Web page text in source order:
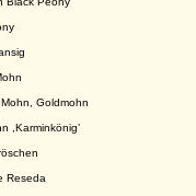
Goldmohn
,Karminkönig’
Reseda